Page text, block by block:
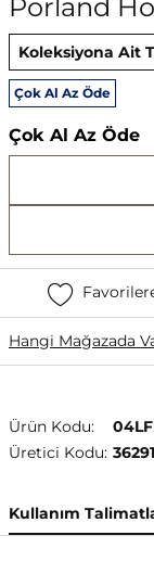
Porland
Koleksiyona Ait
Çok Al Az Öde
Çok Al Az Öde
Hangi Mağazada
Ürün Kodu:
Üretici Kodu:
Kullanım